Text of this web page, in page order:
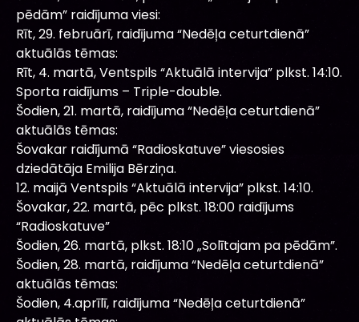
pēdām” raidījuma viesi:
Rīt, 29. februārī, raidījuma “Nedēļa ceturtdienā”
aktuālās tēmas:
Rīt, 4. martā, Ventspils “Aktuālā intervija” plkst. 14:10.
Sporta raidījums – Triple-double.
Šodien, 21. martā, raidījuma “Nedēļa ceturtdienā”
aktuālās tēmas:
Šovakar raidījumā “Radioskatuve” viesosies
dziedātāja Emilija Bērziņa.
12. maijā Ventspils “Aktuālā intervija” plkst. 14:10.
Šovakar, 22. martā, pēc plkst. 18:00 raidījums
“Radioskatuve”
Šodien, 26. martā, plkst. 18:10 „Solītajam pa pēdām”.
Šodien, 28. martā, raidījuma “Nedēļa ceturtdienā”
aktuālās tēmas:
Šodien, 4.aprīlī, raidījuma “Nedēļa ceturtdienā”